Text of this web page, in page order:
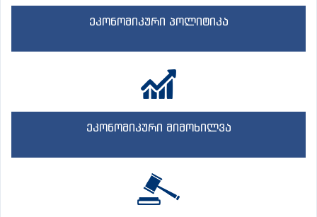
ეკონომიკური პოლიტიკა
ეკონომიკური მიმოხილვა